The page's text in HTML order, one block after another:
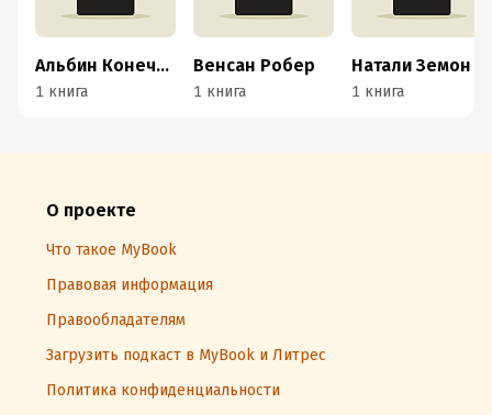
Альбин Конечный
1 книга
Венсан Робер
1 книга 1 книга
О проекте
Что такое MyBook
Правовая информация
Правообладателям
Загрузить подкаст в MyBook и Литрес
Политика конфиденциальности